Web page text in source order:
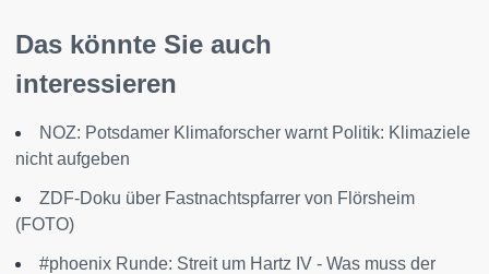
Das könnte Sie auch
interessieren
NOZ: Potsdamer Klimaforscher warnt Politik: Klimaziele
nicht aufgeben
ZDF-Doku über Fastnachtspfarrer von Flörsheim
(FOTO)
#phoenix Runde: Streit um Hartz IV - Was muss der